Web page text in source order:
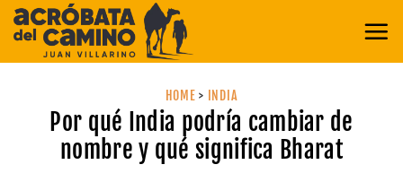
Saltar
contenido
HOME > INDIA
Por qué India podría cambiar de
nombre y qué significa Bharat